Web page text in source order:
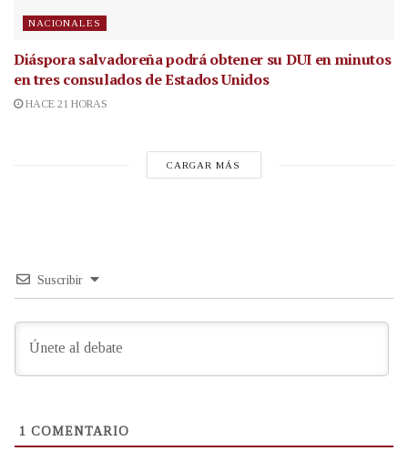
NACIONALES
Diáspora salvadoreña podrá obtener su DUI en minutos
en tres consulados de Estados Unidos
HACE 21 HORAS
CARGAR MÁS
Suscribir
1 COMENTARIO